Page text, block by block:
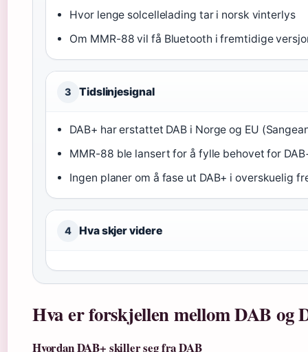
Hvor lenge solcellelading tar i norsk vinterlys
Om MMR-88 vil få Bluetooth i fremtidige
3 Tidslinjesignal
DAB+ har erstattet DAB i Norge og EU
MMR-88 ble lansert for å fylle behovet for
Ingen planer om å fase ut DAB+ i overskuelig
4 Hva skjer videre
Hva er forskjellen mellom DAB og
Hvordan DAB+ skiller seg fra DAB